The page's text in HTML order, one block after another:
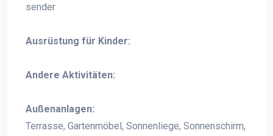
sender
Ausrüstung für Kinder:
Andere Aktivitäten:
Außenanlagen:
Terrasse, Gartenmöbel, Sonnenliege, Sonnenschirm,